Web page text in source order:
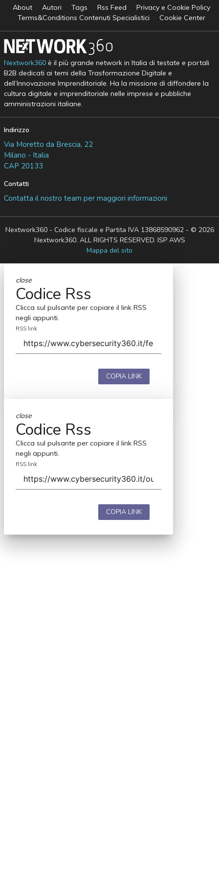
About Autori Tags Rss Feed
Privacy e Cookie Policy
Terms&Conditions Contenuti Specialistici
Cookie Center
Nextwork360è il più grande network in Italia di testate e portali
B2B dedicati ai temi della Trasformazione Digitale e
dell’Innovazione Imprenditoriale. Ha la missione di diffondere la
cultura digitale e imprenditoriale nelle imprese e pubbliche
amministrazioni italiane.
Indirizzo
Via Moretto da Brescia, 22
Milano - Italia
CAP 20133
Contatti
Contatta il nostro team per maggiori informazioni
Nextwork360 - Codice fiscale e Partita IVA 13868590962 - © 2026
Nextwork360. ALL RIGHTS RESERVED. ISP AWS
Mappa del sito
close
Codice Rss
Clicca sul pulsante per copiare il link RSS
negli appunti.
RSS link
COPIA LINK
close
Codice Rss
Clicca sul pulsante per copiare il link RSS
negli appunti.
RSS link
COPIA LINK